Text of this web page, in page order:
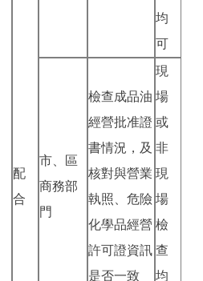
配
合
均
可
市、區
商務部
門
檢查成品油
經營批准證
書情況，及
核對與營業
執照、危險
化學品經營
許可證資訊
是否一致
現
場
或
非
現
場
檢
查
均